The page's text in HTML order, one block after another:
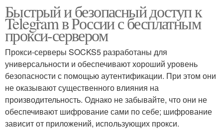
Быстрый и безопасный доступ к
Telegram в России с бесплатным
прокси-сервером
Прокси-серверы SOCKS5 разработаны для
универсальности и обеспечивают хороший уровень
безопасности с помощью аутентификации. При этом они
не оказывают существенного влияния на
производительность. Однако не забывайте, что они не
обеспечивают шифрование сами по себе; шифрование
зависит от приложений, использующих прокси.